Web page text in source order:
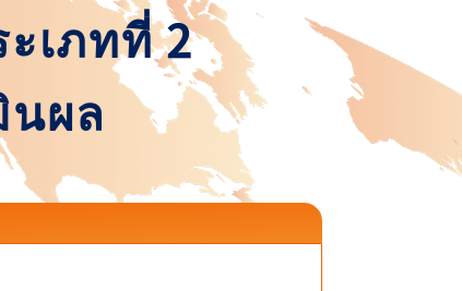
เภทที่ 2
นผล